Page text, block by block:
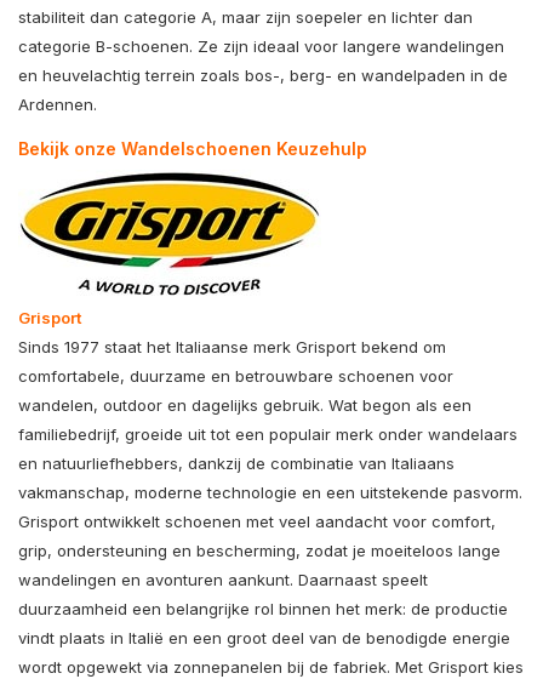
stabiliteit dan categorie A, maar zijn soepeler en lichter dan
categorie B-schoenen. Ze zijn ideaal voor langere wandelingen
en heuvelachtig terrein zoals bos-, berg- en wandelpaden in de
Ardennen.
Bekijk onze Wandelschoenen Keuzehulp
Grisport
Sinds 1977 staat het Italiaanse merk Grisport bekend om
comfortabele, duurzame en betrouwbare schoenen voor
wandelen, outdoor en dagelijks gebruik. Wat begon als een
familiebedrijf, groeide uit tot een populair merk onder wandelaars
en natuurliefhebbers, dankzij de combinatie van Italiaans
vakmanschap, moderne technologie en een uitstekende pasvorm.
Grisport ontwikkelt schoenen met veel aandacht voor comfort,
grip, ondersteuning en bescherming, zodat je moeiteloos lange
wandelingen en avonturen aankunt. Daarnaast speelt
duurzaamheid een belangrijke rol binnen het merk: de productie
vindt plaats in Italië en een groot deel van de benodigde energie
wordt opgewekt via zonnepanelen bij de fabriek. Met Grisport kies